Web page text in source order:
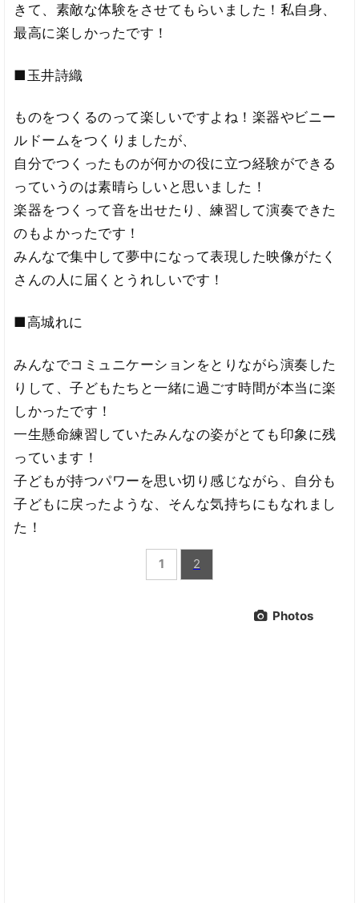
きて、素敵な体験をさせてもらいました！私自身、
最高に楽しかったです！
■玉井詩織
ものをつくるのって楽しいですよね！楽器やビニー
ルドームをつくりましたが、
自分でつくったものが何かの役に立つ経験ができる
っていうのは素晴らしいと思いました！
楽器をつくって音を出せたり、練習して演奏できた
のもよかったです！
みんなで集中して夢中になって表現した映像がたく
さんの人に届くとうれしいです！
■高城れに
みんなでコミュニケーションをとりながら演奏した
りして、子どもたちと一緒に過ごす時間が本当に楽
しかったです！
一生懸命練習していたみんなの姿がとても印象に残
っています！
子どもが持つパワーを思い切り感じながら、自分も
子どもに戻ったような、そんな気持ちにもなれまし
た！
1 2
Photos